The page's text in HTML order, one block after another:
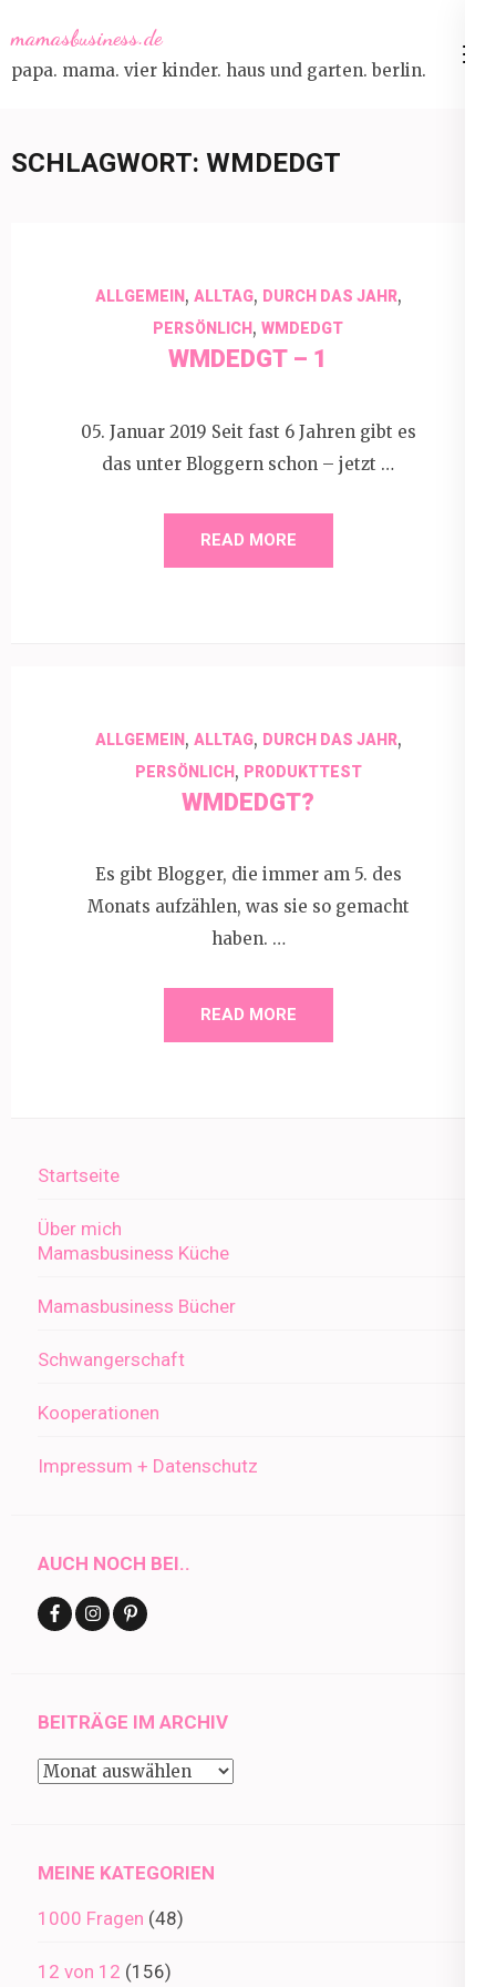
to
content
mamasbusiness.de
papa. mama. vier kinder. haus und garten. berlin.
SCHLAGWORT: WMDEDGT
ALLGEMEIN, ALLTAG, DURCH DAS JAHR,
PERSÖNLICH , WMDEDGT
WMDEDGT – 1
05. Januar 2019 Seit fast 6 Jahren gibt es
das unter Bloggern schon – jetzt …
READ MORE
ALLGEMEIN, ALLTAG, DURCH DAS JAHR,
PERSÖNLICH, PRODUKTTEST
WMDEDGT?
Es gibt Blogger, die immer am 5. des
Monats aufzählen, was sie so gemacht
haben. …
READ MORE
Startseite
Über mich
Mamasbusiness Küche
Mamasbusiness Bücher
Schwangerschaft
Kooperationen
Impressum + Datenschutz
AUCH NOCH BEI..
BEITRÄGE IM ARCHIV
Beiträge
MEINE KATEGORIEN
1000 Fragen (48)
12 von 12 (156)